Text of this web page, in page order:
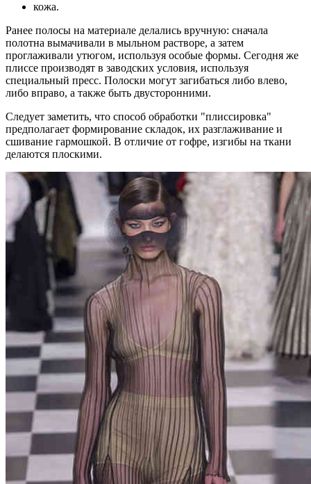
кожа.
Ранее полосы на материале делались вручную: сначала
полотна вымачивали в мыльном растворе, а затем
проглаживали утюгом, используя особые формы. Сегодня же
плиссе производят в заводских условия, используя
специальный пресс. Полоски могут загибаться либо влево,
либо вправо, а также быть двусторонними.
Следует заметить, что способ обработки "плиссировка"
предполагает формирование складок, их разглаживание и
сшивание гармошкой. В отличие от гофре, изгибы на ткани
делаются плоскими.